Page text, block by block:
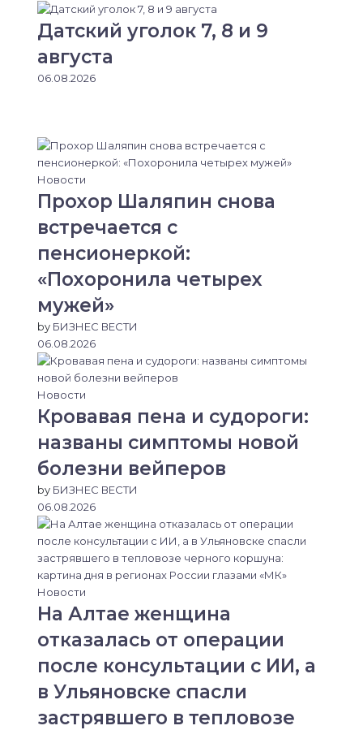
Датский уголок 7, 8 и 9
августа
06.08.2026
Новости
Прохор Шаляпин снова
встречается с
пенсионеркой:
«Похоронила четырех
мужей»
by БИЗНЕС ВЕСТИ
06.08.2026
Новости
Кровавая пена и судороги:
названы симптомы новой
болезни вейперов
by БИЗНЕС ВЕСТИ
06.08.2026
Новости
На Алтае женщина
отказалась от операции
после консультации с ИИ, а
в Ульяновске спасли
застрявшего в тепловозе